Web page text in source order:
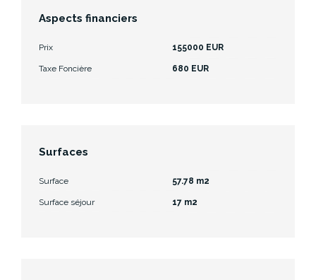
Aspects financiers
Prix 155000 EUR
Taxe Foncière 680 EUR
Surfaces
Surface 57.78 m2
Surface séjour 17 m2